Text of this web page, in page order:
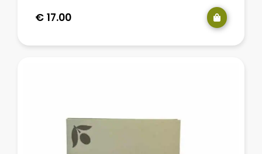
€ 17.00